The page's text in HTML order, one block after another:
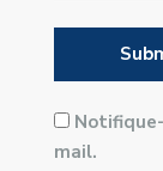
mail.